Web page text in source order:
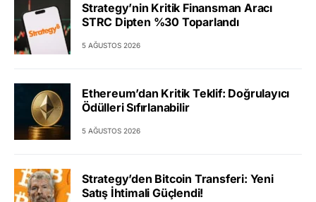
Strategy’nin Kritik Finansman Aracı
STRC Dipten %30 Toparlandı
5 AĞUSTOS 2026
Ethereum’dan Kritik Teklif: Doğrulayıcı
Ödülleri Sıfırlanabilir
5 AĞUSTOS 2026
Strategy’den Bitcoin Transferi: Yeni
Satış İhtimali Güçlendi!